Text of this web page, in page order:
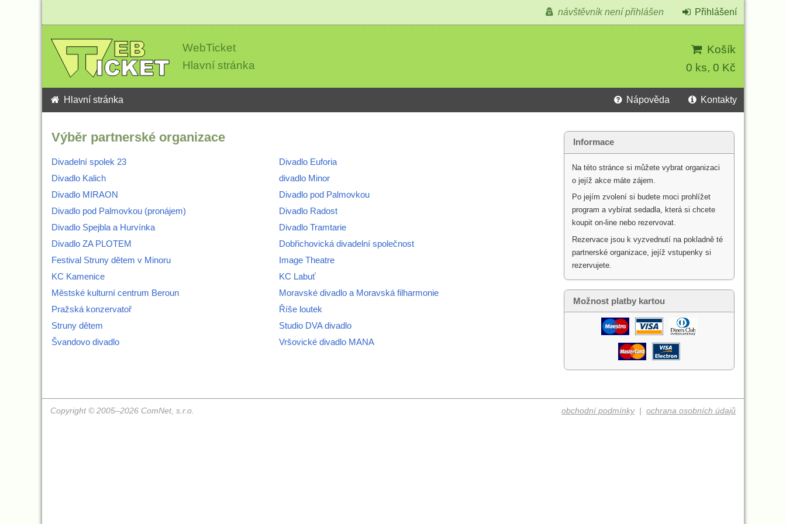
WebTicket
Hlavní stránka
Košík
0 ks, 0 Kč
návštěvník není přihlášen Přihlášení
Hlavní stránka Nápověda Kontakty
Informace
Na této stránce si můžete vybrat organizaci
o jejíž akce máte zájem.
Po jejím zvolení si budete moci prohlížet
program a vybírat sedadla, která si chcete
koupit on-line nebo rezervovat.
Rezervace jsou k vyzvednutí na pokladně té
partnerské organizace, jejíž vstupenky si
rezervujete.
Možnost platby kartou
Výběr partnerské organizace
Divadelní spolek 23
Divadlo Euforia
Divadlo Kalich
divadlo Minor
Divadlo MIRAON
Divadlo pod Palmovkou
Divadlo pod Palmovkou (pronájem)
Divadlo Radost
Divadlo Spejbla a Hurvínka
Divadlo Tramtarie
Divadlo ZA PLOTEM
Dobřichovická divadelní společnost
Festival Struny dětem v Minoru
Image Theatre
KC Kamenice
KC Labuť
Městské kulturní centrum Beroun
Moravské divadlo a Moravská filharmonie
Pražská konzervatoř
Říše loutek
Struny dětem
Studio DVA divadlo
Švandovo divadlo
Vršovické divadlo MANA
obchodní podmínky|ochrana osobních údajů
Copyright © 2005–2026 ComNet, s.r.o.